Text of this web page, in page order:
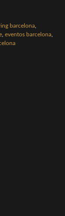
barcelona
eventos barcelona